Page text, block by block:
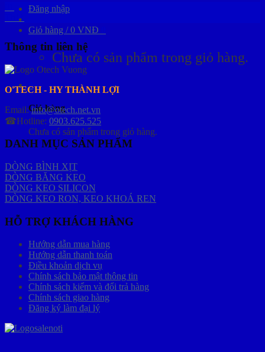
Đăng nhập
Giỏ hàng /0 VNĐ
Chưa có sản phẩm trong giỏ hàng.
0
Giỏ hàng
Chưa có sản phẩm trong giỏ hàng.
Th11
Thông tin liên hệ
O'TECH - HY THÀNH LỢI
Email:info@otech.net.vn
☎Hotline: 0903.625.525
DANH MỤC SẢN PHẨM
DÒNG BÌNH XỊT
DÒNG BĂNG KEO
DÒNG KEO SILICON
DÒNG KEO RON, KEO KHOÁ REN
HỖ TRỢ KHÁCH HÀNG
Hướng dẫn mua hàng
Hướng dẫn thanh toán
Điều khoản dịch vụ
Chính sách bảo mật thông tin
Chính sách kiểm và đổi trả hàng
Chính sách giao hàng
Đăng ký làm đại lý